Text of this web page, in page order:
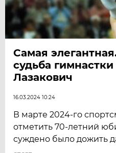
Самая
судьба
Лазакович
16.03.2024 10:24
В марте 2024-го
отметить 70-летний
суждено было дожить